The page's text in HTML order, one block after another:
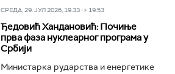
СРЕДА, 29. ЈУЛ 2026, 19:33 -> 19:53
Ђедовић Хандановић: Почиње
прва фаза нуклеарног програма у
Србији
Министарка рударства и енергетике